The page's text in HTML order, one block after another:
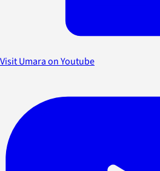
Visit Umara on Youtube